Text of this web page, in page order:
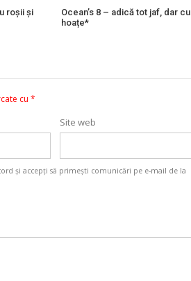
roșii și
Ocean’s 8 – adică tot jaf, dar cu
hoațe*
cu *
Site web
și accepți să primești comunicări pe e-mail de la